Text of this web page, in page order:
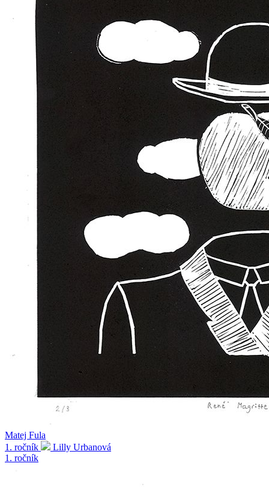
Matej Fula
1. ročník
Lilly Urbanová
1. ročník